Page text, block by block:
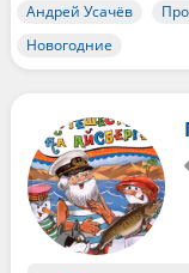
Андрей Усачёв
Новогодние